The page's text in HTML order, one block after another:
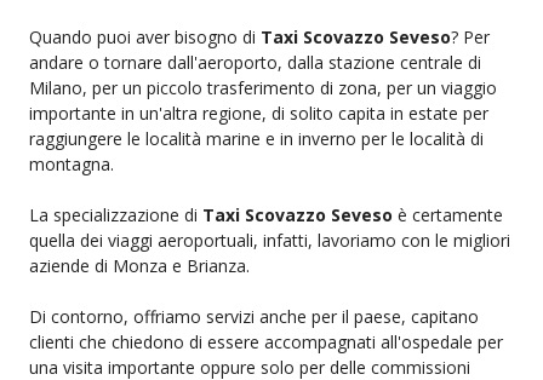
Quando puoi aver bisogno di Taxi Scovazzo Seveso? Per
andare o tornare dall'aeroporto, dalla stazione centrale di
Milano, per un piccolo trasferimento di zona, per un viaggio
importante in un'altra regione, di solito capita in estate per
raggiungere le località marine e in inverno per le località di
montagna.
La specializzazione di Taxi Scovazzo Seveso è certamente
quella dei viaggi aeroportuali, infatti, lavoriamo con le migliori
aziende di Monza e Brianza.
Di contorno, offriamo servizi anche per il paese, capitano
clienti che chiedono di essere accompagnati all'ospedale per
una visita importante oppure solo per delle commissioni